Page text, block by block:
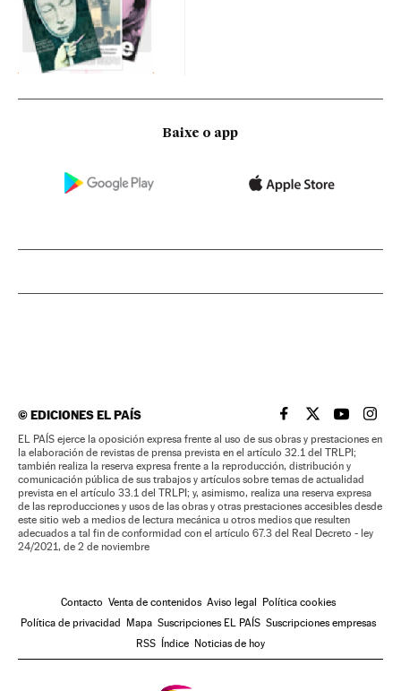
Baixe o app
©EDICIONES EL PAÍS EL PAÍS BRASIL EN
EL PAÍSEL PAÍS
EL
EL PAÍS ejerce la oposición expresa frente al uso de sus obras y prestaciones en
la elaboración de revistas de prensa prevista en el artículo 32.1 del TRLPI;
también realiza la reserva expresa frente a la reproducción, distribución y
comunicación pública de sus trabajos y artículos sobre temas de actualidad
prevista en el artículo 33.1 del TRLPI; y, asimismo, realiza una reserva expresa
de las reproducciones y usos de las obras y otras prestaciones accesibles desde
este sitio web a medios de lectura mecánica u otros medios que resulten
adecuados a tal fin de conformidad con el artículo 67.3 del Real Decreto - ley
24/2021, de 2 de noviembre
Contacto Venta de contenidos Aviso legal Política cookies
Política de privacidad Mapa Suscripciones EL PAÍS Suscripciones empresas
RSS Índice Noticias de hoy